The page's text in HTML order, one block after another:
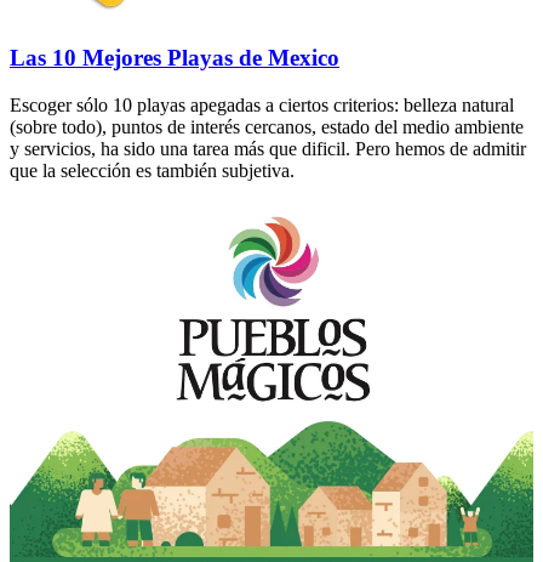
Las 10 Mejores Playas de Mexico
Escoger sólo 10 playas apegadas a ciertos criterios: belleza natural
(sobre todo), puntos de interés cercanos, estado del medio ambiente
y servicios, ha sido una tarea más que dificil. Pero hemos de admitir
que la selección es también subjetiva.